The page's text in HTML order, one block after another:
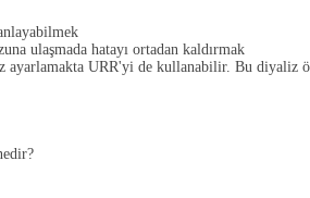
ulaşmada hatayı ortadan kaldırmak
URR'yi de kullanabilir. Bu diyaliz